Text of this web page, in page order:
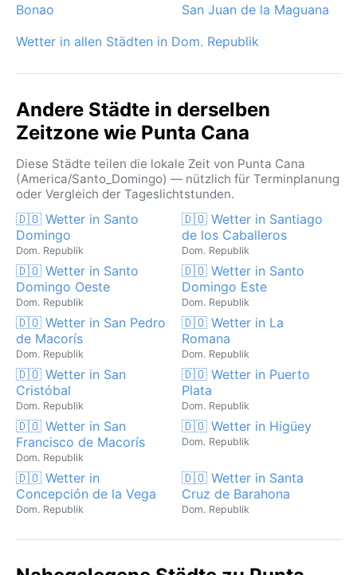
Bonao
San Juan de la Maguana
Wetter in allen Städten in Dom. Republik
Andere Städte in derselben
Zeitzone wie Punta Cana
Diese Städte teilen die lokale Zeit von Punta Cana
(America/Santo_Domingo) — nützlich für Terminplanung
oder Vergleich der Tageslichtstunden.
🇩🇴 Wetter in Santo
Domingo
Dom. Republik
🇩🇴 Wetter in Santiago
de los Caballeros
Dom. Republik
🇩🇴 Wetter in Santo
Domingo Oeste
Dom. Republik
🇩🇴 Wetter in Santo
Domingo Este
Dom. Republik
🇩🇴 Wetter in San Pedro
de Macorís
Dom. Republik
🇩🇴 Wetter in La
Romana
Dom. Republik
🇩🇴 Wetter in San
Cristóbal
Dom. Republik
🇩🇴 Wetter in Puerto
Plata
Dom. Republik
🇩🇴 Wetter in San
Francisco de Macorís
Dom. Republik
🇩🇴 Wetter in Higüey
Dom. Republik
🇩🇴 Wetter in
Concepción de la Vega
Dom. Republik
🇩🇴 Wetter in Santa
Cruz de Barahona
Dom. Republik